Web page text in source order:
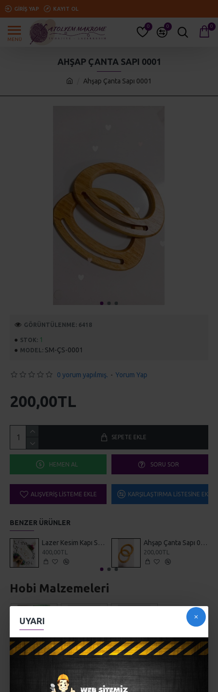
UYARI
GIRIŞ YAP KAYIT OL
0 0 0
Ahşap Çanta Sapı 0001
AHŞAP ÇANTA SAPI 0001
STOK: 1
MODEL: SM-ÇS-0001
GÖRÜNTÜLENME: 6418
0 yorum yapılmış. - Yorum Yap
200,00TL
SEPETE EKLE
HEMEN AL SORU SOR
ALIŞVERIŞ LISTEME EKLE KARŞILAŞTIRMA LISTESINE EKLE
BENZER ÜRÜNLER
Lazer Kesim Kapı Süsü Ayetel Kürsi
400,00TL
Ahşap Çanta Sapı 0002
200,00TL
Hobi Malzemeleri